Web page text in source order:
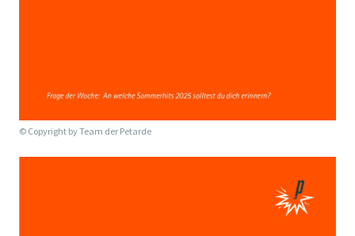
© Copyright byTeam der Petarde